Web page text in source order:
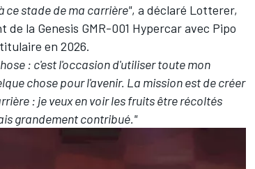
ce stade de ma carrière", a déclaré Lotterer,
la Genesis GMR-001 Hypercar avec Pipo
en 2026.
: c'est l'occasion d'utiliser toute mon
chose pour l'avenir. La mission est de créer
: je veux en voir les fruits être récoltés
grandement contribué."